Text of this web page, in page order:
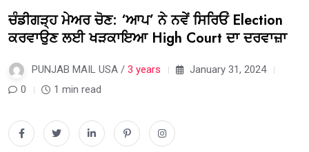
ਚੰਡੀਗੜ੍ਹ ਮੇਅਰ ਚੋਣ: ‘ਆਪ’ ਨੇ ਨਵੇਂ ਸਿਰਿਓਂ Election
ਕਰਵਾਉਣ ਲਈ ਖੜਕਾਇਆ High Court ਦਾ ਦਰਵਾਜ਼ਾ
PUNJAB MAIL USA / 3 years
January 31, 2024
0
1 min read